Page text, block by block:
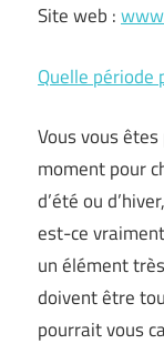
Site web :
Quelle période
Vous vous
moment pour
d’été ou
est-ce
un élément
doivent être
pourrait vous